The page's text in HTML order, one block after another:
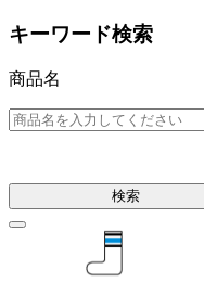
キーワード検索
商品名
検索